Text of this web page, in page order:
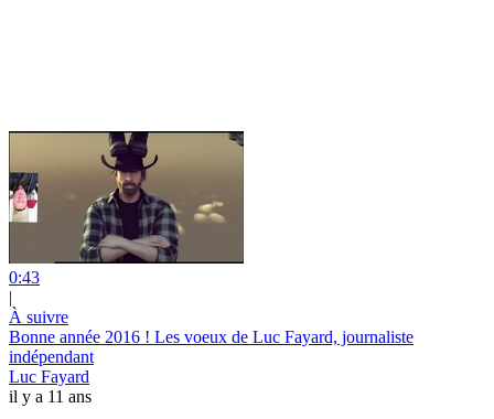
0:43
|
À suivre
Bonne année 2016 ! Les voeux de Luc Fayard, journaliste
indépendant
Luc Fayard
il y a 11 ans